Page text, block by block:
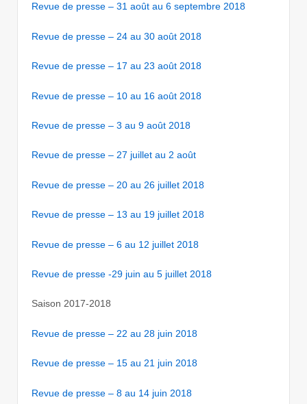
Revue de presse – 31 août au 6 septembre 2018
Revue de presse – 24 au 30 août 2018
Revue de presse – 17 au 23 août 2018
Revue de presse – 10 au 16 août 2018
Revue de presse – 3 au 9 août 2018
Revue de presse – 27 juillet au 2 août
Revue de presse – 20 au 26 juillet 2018
Revue de presse – 13 au 19 juillet 2018
Revue de presse – 6 au 12 juillet 2018
Revue de presse -29 juin au 5 juillet 2018
Saison 2017-2018
Revue de presse – 22 au 28 juin 2018
Revue de presse – 15 au 21 juin 2018
Revue de presse – 8 au 14 juin 2018